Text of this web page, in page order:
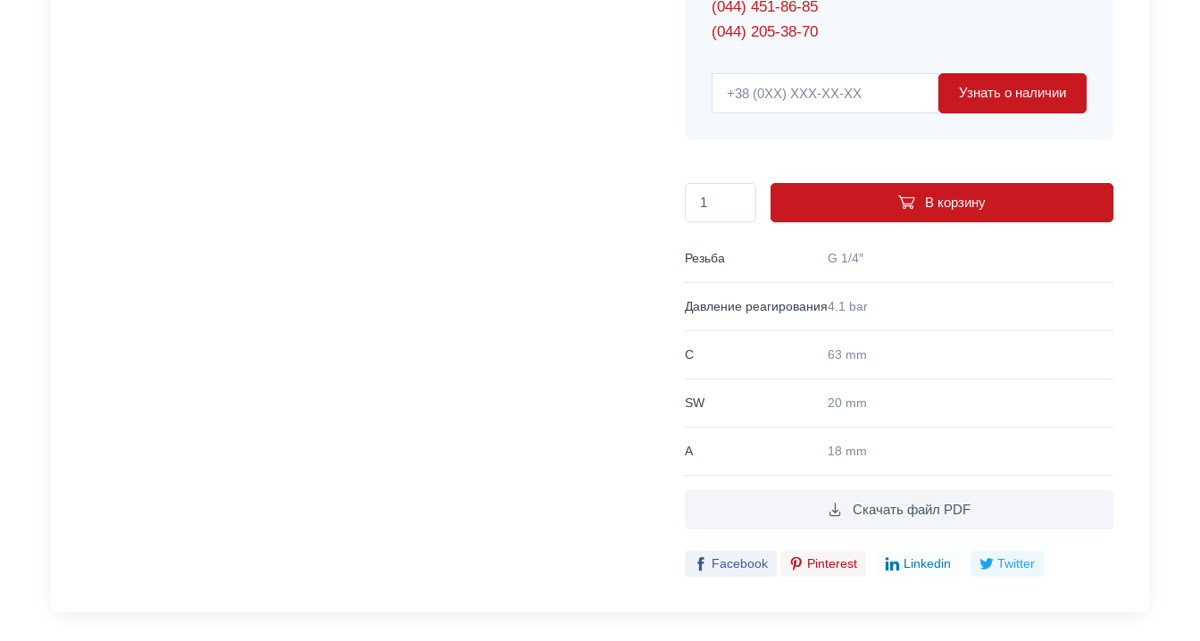
(044) 451-86-85
(044) 205-38-70
Узнать о наличии
В корзину
Резьба G 1/4″
Давление реагирования4.1 bar
C 63 mm
SW 20 mm
A 18 mm
Скачать файл PDF
Facebook Pinterest Linkedin Twitter